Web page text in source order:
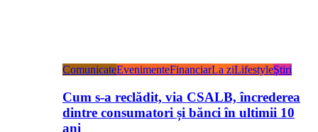
ComunicateEvenimenteFinanciarLa ziLifestyleŞtiri
Cum s-a reclădit, via CSALB, încrederea
dintre consumatori și bănci în ultimii 10
ani